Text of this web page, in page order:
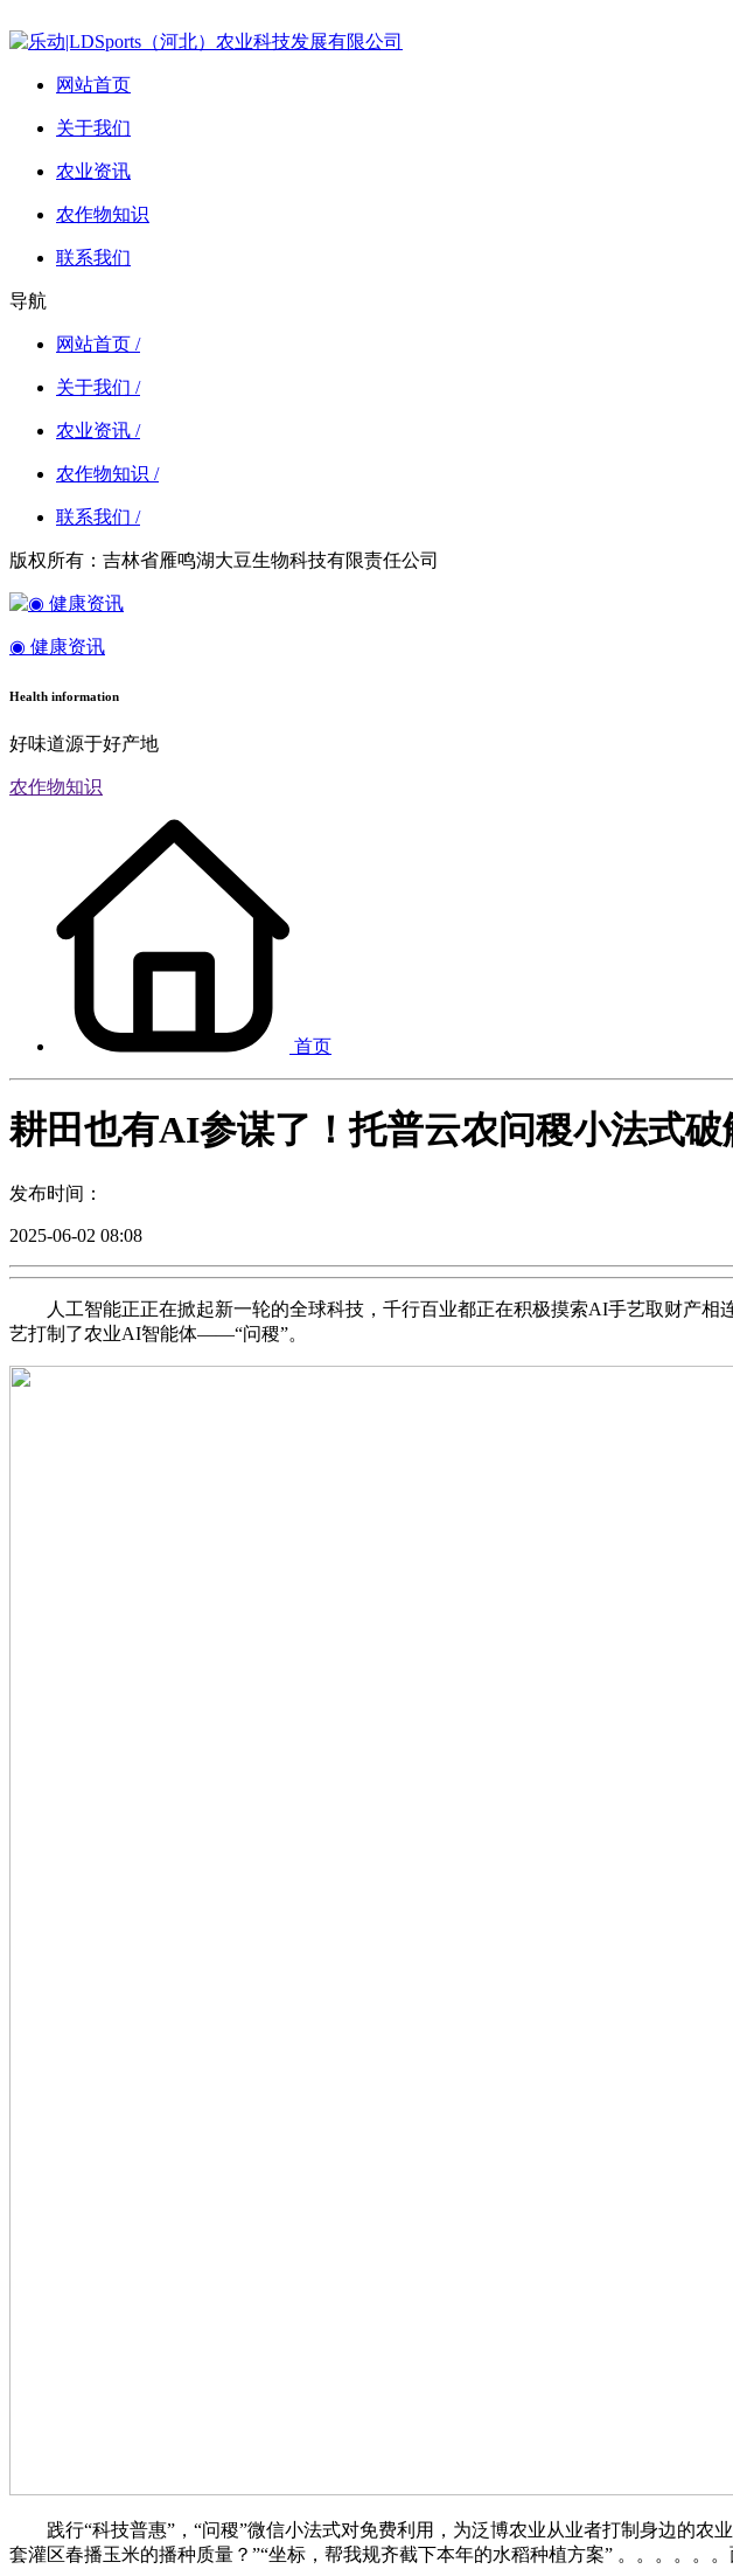
网站首页
关于我们
农业资讯
农作物知识
联系我们
导航
网站首页 /
关于我们 /
农业资讯 /
农作物知识 /
联系我们 /
版权所有：吉林省雁鸣湖大豆生物科技有限责任公司
◉ 健康资讯
Health information
好味道源于好产地
农作物知识
首页
耕田也有AI参谋了！托普云农问稷小法式破
发布时间：
2025-06-02 08:08
人工智能正正在掀起新一轮的全球科技，千行百业都正在积极摸索AI手艺取财产相
艺打制了农业AI智能体——“问稷”。
践行“科技普惠”，“问稷”微信小法式对免费利用，为泛博农业从业者打制身边的农
套灌区春播玉米的播种质量？”“坐标，帮我规齐截下本年的水稻种植方案” 。。。。。